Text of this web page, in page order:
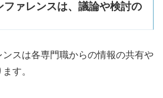
ァレンスは、議論や検討の
スは各専門職からの情報の共有や
す。